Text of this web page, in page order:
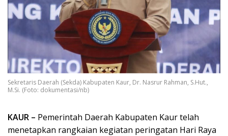
Sekretaris Daerah (Sekda) Kabupaten Kaur, Dr. Nasrur Rahman, S.Hut.,
M.Si. (Foto: dokumentasi/nb)
KAUR – Pemerintah Daerah Kabupaten Kaur telah
menetapkan rangkaian kegiatan peringatan Hari Raya